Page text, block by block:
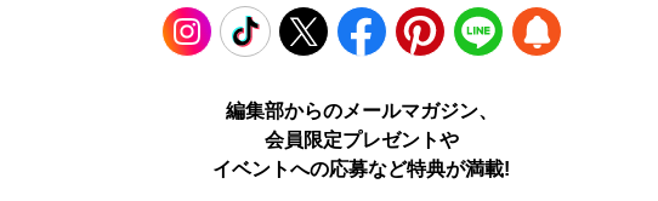
TikTok Facebook Pinterest LINE
編集部からのメールマガジン、
会員限定プレゼントや
イベントへの応募など特典が満載!